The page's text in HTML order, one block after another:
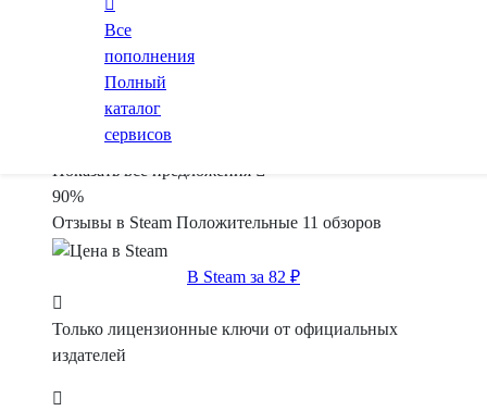
Все
пополнения
Полный
каталог
сервисов
Купить
Маркетплейс
102 ₽
Купить
Показать все предложения
90%
Отзывы в Steam Положительные 11 обзоров
В Steam за 82 ₽
Только лицензионные ключи от официальных
издателей